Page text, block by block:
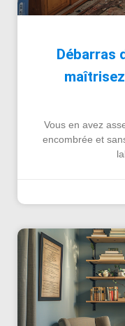
Débarras
Vous en avez
encombrée et